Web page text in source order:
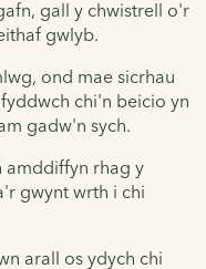
gall y chwistrell o'r
gwlyb.
ond mae sicrhau
chi'n beicio yn
gadw'n sych.
amddiffyn rhag y
gwynt wrth i chi
arall os ydych chi